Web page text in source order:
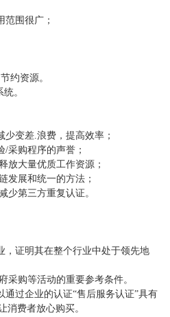
范围很广；
约资源。
。
变差.浪费，提高效率；
采购程序的声誉；
放大量优质工作资源；
发展和统一的方法；
少第三方重复认证。
，证明其在整个行业中处于领先地
采购等活动的重要参考条件。
过企业的认证“售后服务认证”具有
消费者放心购买。